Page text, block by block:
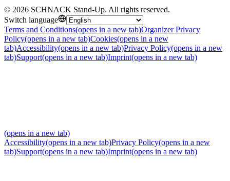
© 2026 SCHNACK Stand-Up. All rights reserved.
Switch language
Terms and Conditions(opens in a new tab)Organizer Privacy
Policy(opens in a new tab)Cookies(opens in a new
tab)Accessibility(opens in a new tab)Privacy Policy(opens in a new
tab)Support(opens in a new tab)Imprint(opens in a new tab)
(opens in a new tab)
Accessibility(opens in a new tab)Privacy Policy(opens in a new
tab)Support(opens in a new tab)Imprint(opens in a new tab)